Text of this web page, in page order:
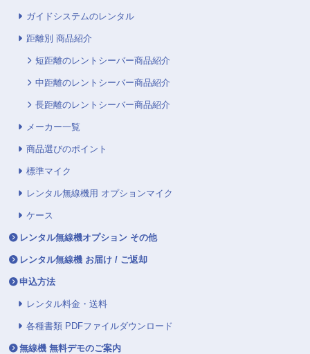
ガイドシステムのレンタル
距離別 商品紹介
短距離のレントシーバー商品紹介
中距離のレントシーバー商品紹介
長距離のレントシーバー商品紹介
メーカー一覧
商品選びのポイント
標準マイク
レンタル無線機用 オプションマイク
ケース
レンタル無線機オプション その他
レンタル無線機 お届け / ご返却
申込方法
レンタル料金・送料
各種書類 PDFファイルダウンロード
無線機 無料デモのご案内